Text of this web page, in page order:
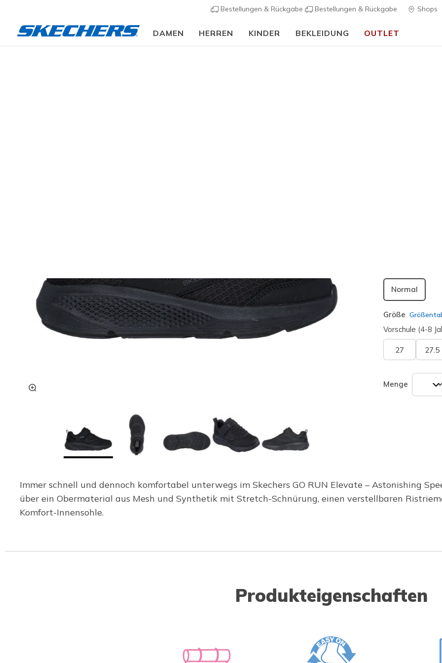
Bestellungen & Rückgabe Bestellungen & Rückgabe Shops
DAMEN HERREN KINDER BEKLEIDUNG OUTLET
Normal
Größe
Vorschule (4-8
27 27.5
Menge
Immer schnell und dennoch komfortabel unterwegs im Skechers GO RUN Elevate – Astonishing
über ein Obermaterial aus Mesh und Synthetik mit Stretch-Schnürung, einen verstellbaren
Komfort-Innensohle.
Produkteigenschaften